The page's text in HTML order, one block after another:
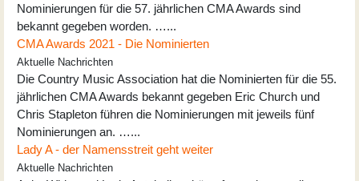
Nominierungen für die 57. jährlichen CMA Awards sind
bekannt gegeben worden. …...
CMA Awards 2021 - Die Nominierten
Aktuelle Nachrichten
Die Country Music Association hat die Nominierten für die 55.
jährlichen CMA Awards bekannt gegeben Eric Church und
Chris Stapleton führen die Nominierungen mit jeweils fünf
Nominierungen an. …...
Lady A - der Namensstreit geht weiter
Aktuelle Nachrichten